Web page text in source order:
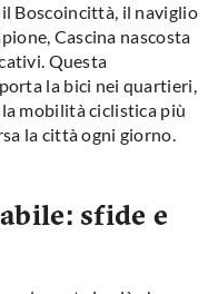
Boscoincittà, il naviglio
Cascina nascosta
Questa
la bici nei quartieri,
mobilità ciclistica più
la città ogni giorno.
sfide e